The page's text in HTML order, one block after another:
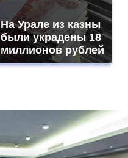
На Урале из казны
были украдены 18
миллионов рублей